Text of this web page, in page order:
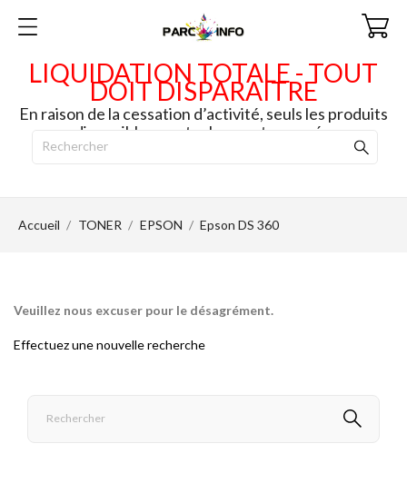
LIQUIDATION TOTALE - TOUT
DOIT DISPARAITRE
En raison de la cessation d’activité, seuls les produits
disponibles en stock seront envoyés.
Accueil TONER EPSON Epson DS 360
Veuillez nous excuser pour le désagrément.
Effectuez une nouvelle recherche